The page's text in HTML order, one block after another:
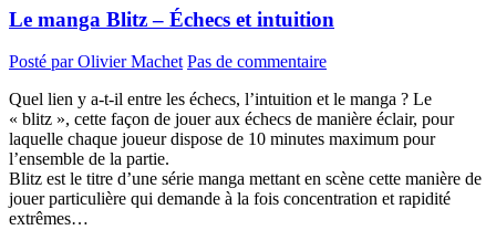
Le manga Blitz – Échecs et intuition
Posté par Olivier Machet Pas de commentaire
Quel lien y a-t-il entre les échecs, l’intuition et le manga ? Le
« blitz », cette façon de jouer aux échecs de manière éclair, pour
laquelle chaque joueur dispose de 10 minutes maximum pour
l’ensemble de la partie.
Blitz est le titre d’une série manga mettant en scène cette manière de
jouer particulière qui demande à la fois concentration et rapidité
extrêmes…